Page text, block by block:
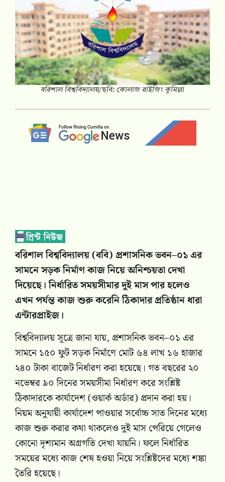
বরিশাল বিশ্ববিদ্যালয়/ছবি: কোলাজ রাইজিং কুমিল্লা
বরিশাল বিশ্ববিদ্যালয় (ববি) প্রশাসনিক ভবন–০১ এর
সামনে সড়ক নির্মাণ কাজ নিয়ে অনিশ্চয়তা দেখা
দিয়েছে। নির্ধারিত সময়সীমার দুই মাস পার হলেও
এখন পর্যন্ত কাজ শুরু করেনি ঠিকাদার প্রতিষ্ঠান ধারা
এন্টারপ্রাইজ।
বিশ্ববিদ্যালয় সূত্রে জানা যায়, প্রশাসনিক ভবন–০১ এর
সামনে ১৫০ ফুট সড়ক নির্মাণে মোট ৬৪ লাখ ১৬ হাজার
২৪০ টাকা বাজেট নির্ধারণ করা হয়েছে। গত বছরের ২০
নভেম্বর ৯০ দিনের সময়সীমা নির্ধারণ করে সংশ্লিষ্ট
ঠিকাদারকে কার্যাদেশ (ওয়ার্ক অর্ডার) প্রদান করা হয়।
নিয়ম অনুযায়ী কার্যাদেশ পাওয়ার সর্বোচ্চ সাত দিনের মধ্যে
কাজ শুরু করার কথা থাকলেও দুই মাস পেরিয়ে গেলেও
কোনো দৃশ্যমান অগ্রগতি দেখা যায়নি। ফলে নির্ধারিত
সময়ের মধ্যে কাজ শেষ হওয়া নিয়ে সংশ্লিষ্টদের মধ্যে শঙ্কা
তৈরি হয়েছে।